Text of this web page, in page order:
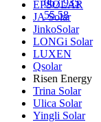
067935
55 58
EPSOLAR
JA Solar
JinkoSolar
LONGi Solar
LUXEN
Qsolar
Risen Energy
Trina Solar
Ulica Solar
Yingli Solar